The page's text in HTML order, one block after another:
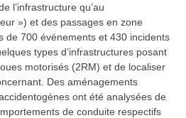
l’infrastructure qu’au
») et des passages en zone
de 700 événements et 430 incidents
types d’infrastructures posant
motorisés (2RM) et de localiser
Des aménagements
ont été analysées de
de conduite respectifs